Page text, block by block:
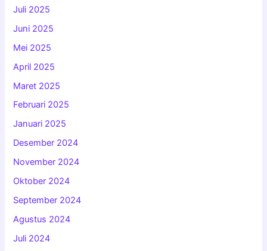
Juli 2025
Juni 2025
Mei 2025
April 2025
Maret 2025
Februari 2025
Januari 2025
Desember 2024
November 2024
Oktober 2024
September 2024
Agustus 2024
Juli 2024